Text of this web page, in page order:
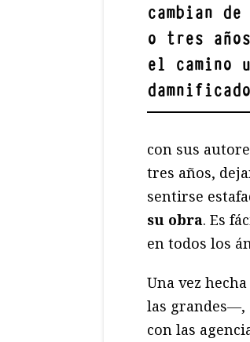
cambian
o tres
el camino
con sus
tres años,
sentirse
su obra. Es
en todos los
Una vez
las grandes―,
con las